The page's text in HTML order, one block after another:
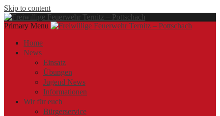
Skip to content
Primary Menu
Freiwillige Feuerwehr Ternitz – Pottschach
Home
News
Einsatz
Übungen
Jugend News
Informationen
Wir für euch
Bürgerservice